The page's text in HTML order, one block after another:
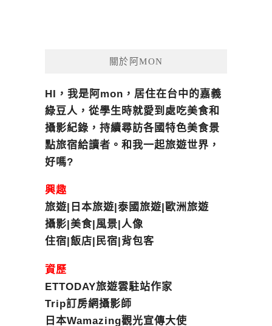
關於阿MON
HI，我是阿mon，居住在台中的嘉義
綠豆人，從學生時就愛到處吃美食和
攝影紀錄，持續尋訪各國特色美食景
點旅宿給讀者。和我一起旅遊世界，
好嗎?
興趣
旅遊|日本旅遊|泰國旅遊|歐洲旅遊
攝影|美食|風景|人像
住宿|飯店|民宿|背包客
資歷
ETTODAY旅遊雲駐站作家
Trip訂房網攝影師
日本Wamazing觀光宣傳大使